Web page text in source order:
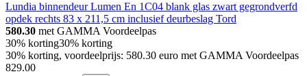
Lundia binnendeur Lumen En 1C04 blank glas zwart gegrondverfd
opdek rechts 83 x 211,5 cm inclusief deurbeslag Tord
580.30 met GAMMA Voordeelpas
30% korting30% korting
30% korting, voordeelprijs: 580.30 euro met GAMMA Voordeelpas
829.00